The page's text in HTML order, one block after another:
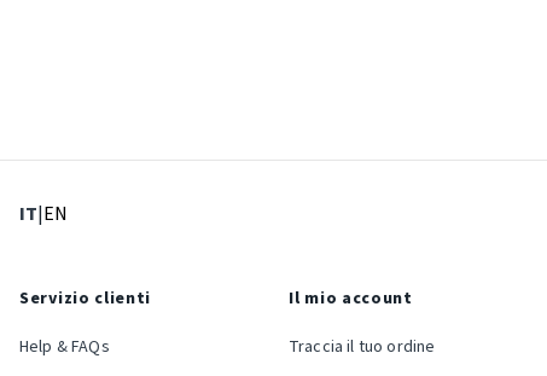
IT: Lingua corrente
|EN
Servizio clienti
Help & FAQs
Il mio account
Traccia il tuo ordine